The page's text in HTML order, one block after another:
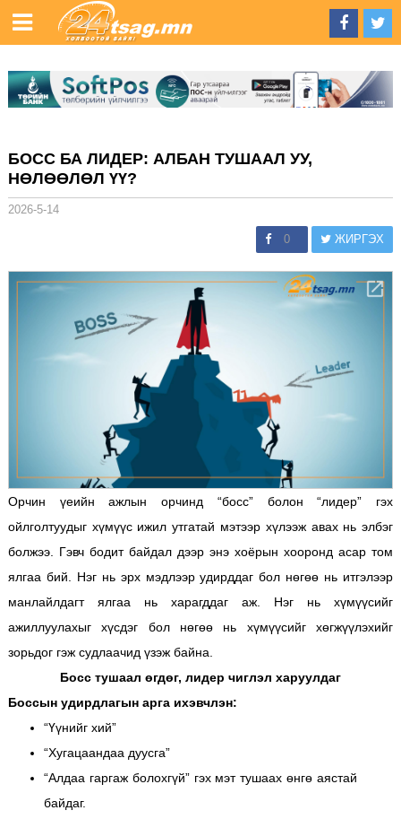
БОСС БА ЛИДЕР: АЛБАН ТУШААЛ УУ,
НӨЛӨӨЛӨЛ ҮҮ?
2026-5-14
0 ЖИРГЭХ
Орчин үеийн ажлын орчинд “босс” болон “лидер” гэх
ойлголтуудыг хүмүүс ижил утгатай мэтээр хүлээж авах нь элбэг
болжээ. Гэвч бодит байдал дээр энэ хоёрын хооронд асар том
ялгаа бий. Нэг нь эрх мэдлээр удирддаг бол нөгөө нь итгэлээр
манлайлдагт ялгаа нь харагддаг аж. Нэг нь хүмүүсийг
ажиллуулахыг хүсдэг бол нөгөө нь хүмүүсийг хөгжүүлэхийг
зорьдог гэж судлаачид үзэж байна.
Босс тушаал өгдөг, лидер чиглэл харуулдаг
Боссын удирдлагын арга ихэвчлэн:
“Үүнийг хий”
“Хугацаандаа дуусга”
“Алдаа гаргаж болохгүй” гэх мэт тушаах өнгө аястай
байдаг.